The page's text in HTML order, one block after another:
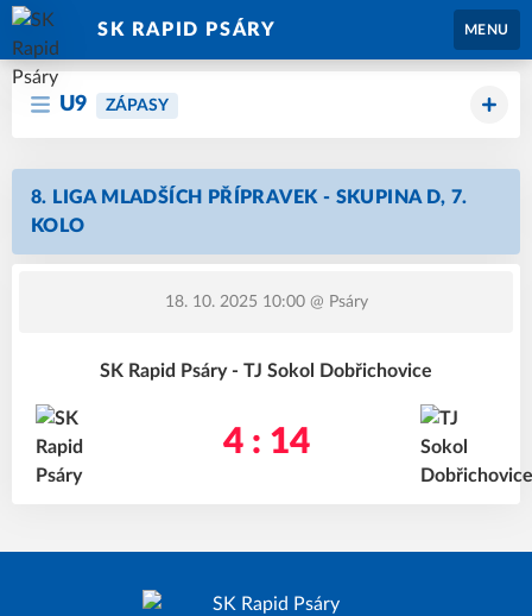
SK RAPID PSÁRY MENU
U9 ZÁPASY
8. LIGA MLADŠÍCH PŘÍPRAVEK - SKUPINA D, 7.
KOLO
18. 10. 2025 10:00@ Psáry
SK Rapid Psáry - TJ Sokol Dobřichovice
4 : 14